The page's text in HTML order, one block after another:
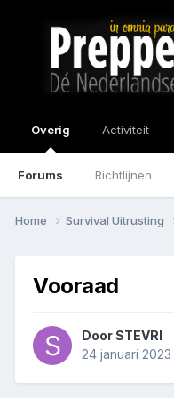
Overig
Forums Richtlijnen
Activiteit
Home Survival Uitrusting
Vooraad
DoorSTEVRI
24 januari 2023